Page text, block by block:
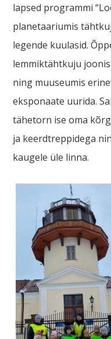
lapsed programmi
planetaariumis
legende kuulasid.
lemmiktähtkuju
ning muuseumis
eksponaate uurida.
tähetorn ise oma
ja keerdtreppidega
kaugele üle linna.